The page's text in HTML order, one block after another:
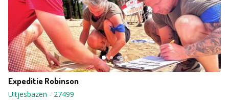
Expeditie Robinson
Uitjesbazen - 27499